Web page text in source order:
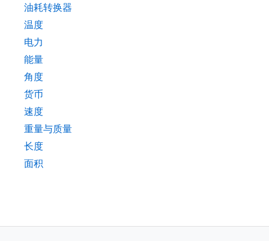
油耗转换器
温度
电力
能量
角度
货币
速度
重量与质量
长度
面积